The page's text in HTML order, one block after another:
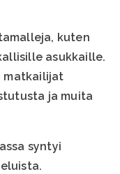
kuten
asukkaille.
matkailijat
ja muita
syntyi